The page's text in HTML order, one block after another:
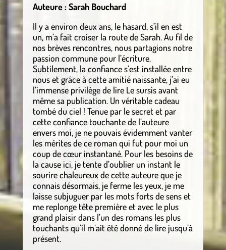
Auteure : Sarah Bouchard
Il y a environ deux ans, le hasard, s’il en est
un, m’a fait croiser la route de Sarah. Au fil de
nos brèves rencontres, nous partagions notre
passion commune pour l’écriture.
Subtilement, la confiance s’est installée entre
nous et grâce à cette amitié naissante, j’ai eu
l’immense privilège de lire Le sursis avant
même sa publication. Un véritable cadeau
tombé du ciel ! Tenue par le secret et par
cette confiance touchante de l’auteure
envers moi, je ne pouvais évidemment vanter
les mérites de ce roman qui fut pour moi un
coup de cœur instantané. Pour les besoins de
la cause ici, je tente d’oublier un instant le
sourire chaleureux de cette auteure que je
connais désormais, je ferme les yeux, je me
laisse subjuguer par les mots forts de sens et
me replonge tête première et avec le plus
grand plaisir dans l’un des romans les plus
touchants qu’il m’ait été donné de lire jusqu’à
présent.